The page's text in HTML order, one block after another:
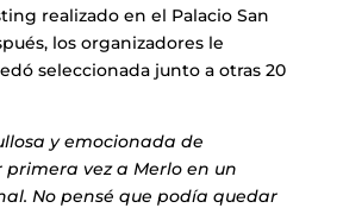
realizado en el Palacio San
los organizadores le
seleccionada junto a otras 20
y emocionada de
vez a Merlo en un
No pensé que podía quedar